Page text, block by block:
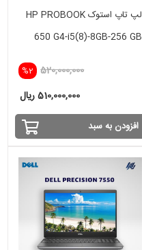
لپ تاپ استوک HP PROBOOK
650 G4-i5(8)-8GB-256 GB
%2 520,000,000
510,000,000 ریال
افزودن به سبد